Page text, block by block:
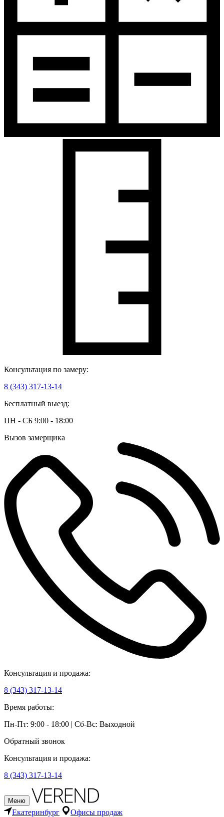
Консультация по замеру:
8 (343) 317-13-14
Бесплатный выезд:
ПН - СБ 9:00 - 18:00
Вызов замерщика
Консультация и продажа:
8 (343) 317-13-14
Время работы:
Пн-Пт: 9:00 - 18:00 | Сб-Вс: Выходной
Обратный звонок
Консультация и продажа:
8 (343) 317-13-14
Меню
Екатеринбург Офисы продаж